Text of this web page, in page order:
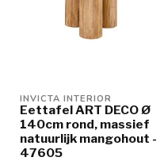
INVICTA INTERIOR
Eettafel ART DECO Ø
140cm rond, massief
natuurlijk mangohout -
47605